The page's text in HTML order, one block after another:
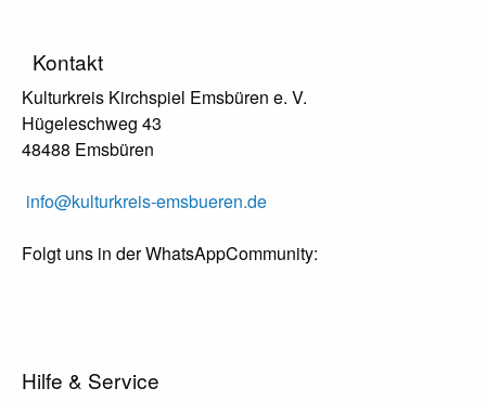
Kontakt
Kulturkreis Kirchspiel Emsbüren e. V.
Hügeleschweg 43
48488 Emsbüren
info@kulturkreis-emsbueren.de
Folgt uns in der WhatsAppCommunity:
Hilfe & Service